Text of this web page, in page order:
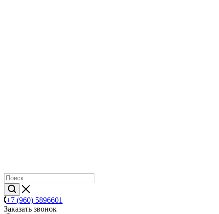
+7 (960) 5896601
Заказать звонок